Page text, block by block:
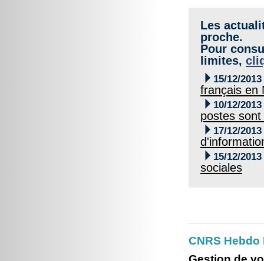
Les
proche.
Pour
limites,
 15/12/2013
français en
 10/12/2013
postes
 17/12/2013
 15/12/2013
sociales
CNRS